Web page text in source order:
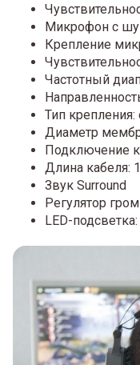
Микрофон с
Крепление
Частотный
Тип крепления:
Диаметр
Подключение
Длина кабеля:
Звук Surround
Регулятор
LED-